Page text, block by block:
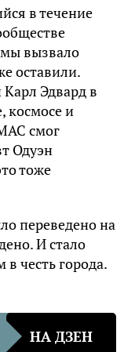
в течение
вызвало
оставили.
Эдвард в
космосе и
смог
Одуэн
тоже
переведено на
И стало
честь города.
НА ДЗЕН